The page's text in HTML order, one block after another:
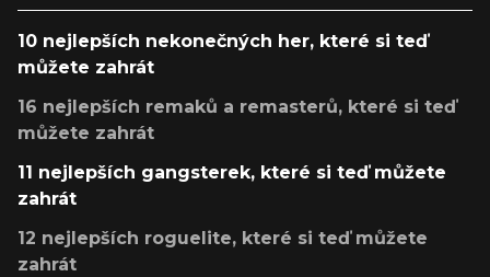
10 nejlepších nekonečných her, které si teď
můžete zahrát
16 nejlepších remaků a remasterů, které si teď
můžete zahrát
11 nejlepších gangsterek, které si teď můžete
zahrát
12 nejlepších roguelite, které si teď můžete
zahrát